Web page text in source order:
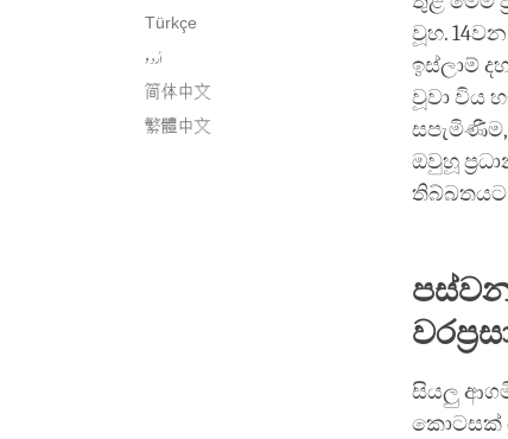
Türkçe
اُردو
简体中文
繁體中文
වූහ.
ඉස්ලාම්
වූවා විය
සපැමිණීම,
ඔවුහූ
තිබ්බතයට
සියලු
කොටසක්